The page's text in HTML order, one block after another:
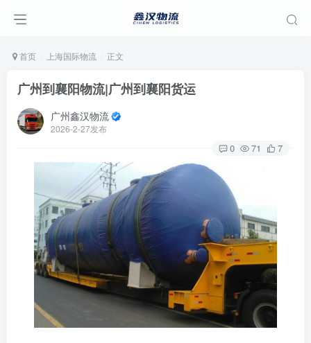
首页 上海国际物流 正文
广州到襄阳物流|广州到襄阳货运
广州鑫汉物流
2026-2-27发布
0 71 7